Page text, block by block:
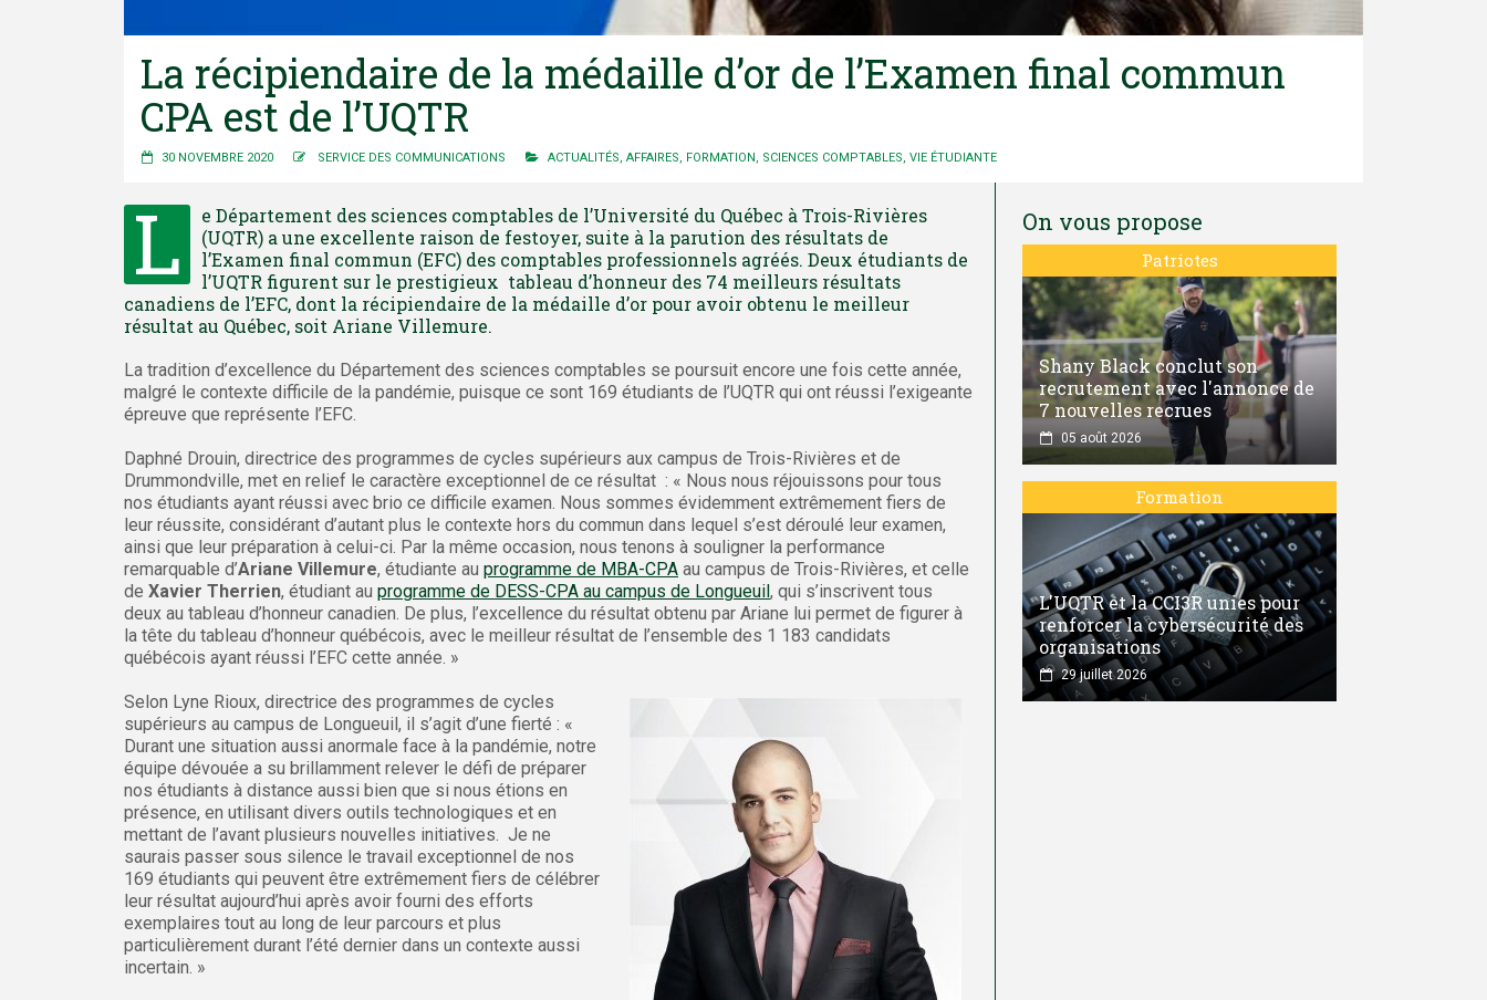
La récipiendaire de la médaille d’or de l’Examen final commun
CPA est de l’UQTR
30 NOVEMBRE 2020 SERVICE DES COMMUNICATIONS ACTUALITÉS, AFFAIRES, FORMATION, SCIENCES COMPTABLES, VIE ÉTUDIANTE
L
e Département des sciences comptables de l’Université du Québec à Trois-Rivières
(UQTR) a une excellente raison de festoyer, suite à la parution des résultats de
l’Examen final commun (EFC) des comptables professionnels agréés. Deux étudiants de
l’UQTR figurent sur le prestigieux tableau d’honneur des 74 meilleurs résultats
canadiens de l’EFC, dont la récipiendaire de la médaille d’or pour avoir obtenu le meilleur
résultat au Québec, soit Ariane Villemure.
La tradition d’excellence du Département des sciences comptables se poursuit encore une fois cette année,
malgré le contexte difficile de la pandémie, puisque ce sont 169 étudiants de l’UQTR qui ont réussi l’exigeante
épreuve que représente l’EFC.
Daphné Drouin, directrice des programmes de cycles supérieurs aux campus de Trois-Rivières et de
Drummondville, met en relief le caractère exceptionnel de ce résultat : « Nous nous réjouissons pour tous
nos étudiants ayant réussi avec brio ce difficile examen. Nous sommes évidemment extrêmement fiers de
leur réussite, considérant d’autant plus le contexte hors du commun dans lequel s’est déroulé leur examen,
ainsi que leur préparation à celui-ci. Par la même occasion, nous tenons à souligner la performance
remarquable d’Ariane Villemure, étudiante au programme de MBA-CPA au campus de Trois-Rivières, et celle
de Xavier Therrien, étudiant au programme de DESS-CPA au campus de Longueuil, qui s’inscrivent tous
deux au tableau d’honneur canadien. De plus, l’excellence du résultat obtenu par Ariane lui permet de figurer à
la tête du tableau d’honneur québécois, avec le meilleur résultat de l’ensemble des 1 183 candidats
québécois ayant réussi l’EFC cette année. »
Selon Lyne Rioux, directrice des programmes de cycles
supérieurs au campus de Longueuil, il s’agit d’une fierté : «
Durant une situation aussi anormale face à la pandémie, notre
équipe dévouée a su brillamment relever le défi de préparer
nos étudiants à distance aussi bien que si nous étions en
présence, en utilisant divers outils technologiques et en
mettant de l’avant plusieurs nouvelles initiatives. Je ne
saurais passer sous silence le travail exceptionnel de nos
169 étudiants qui peuvent être extrêmement fiers de célébrer
leur résultat aujourd’hui après avoir fourni des efforts
exemplaires tout au long de leur parcours et plus
particulièrement durant l’été dernier dans un contexte aussi
incertain. »
On vous propose
Patriotes
Shany Black conclut son
recrutement avec l'annonce de
7 nouvelles recrues
05 août 2026
Formation
L'UQTR et la CCI3R unies pour
renforcer la cybersécurité des
organisations
29 juillet 2026